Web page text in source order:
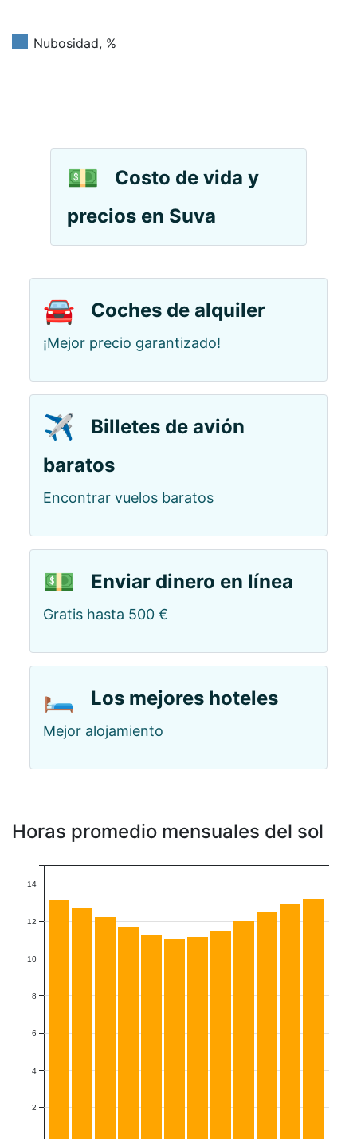
Nubosidad, %
💵
Costo de vida y
precios en Suva
🚘 Coches de alquiler
¡Mejor precio garantizado!
✈️
Billetes de avión
baratos
Encontrar vuelos baratos
💵 Enviar dinero en línea
Gratis hasta 500 €
🛏️ Los mejores hoteles
Mejor alojamiento
Horas promedio mensuales del sol
2
4
6
8
10
12
14